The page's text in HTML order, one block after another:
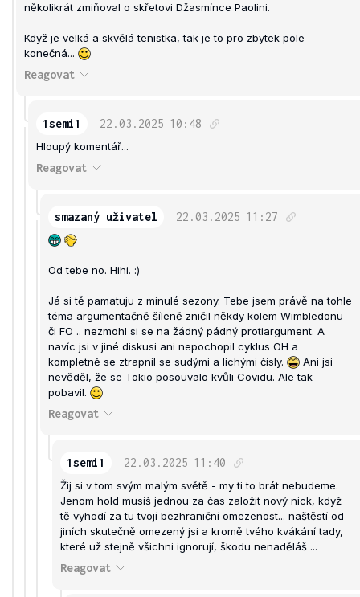
několikrát zmiňoval o skřetovi Džasmínce Paolini.
Když je velká a skvělá tenistka, tak je to pro zbytek pole
konečná...
Reagovat
1semi1 22.03.2025 10:48
Hloupý komentář...
Reagovat
smazaný uživatel 22.03.2025 11:27
Od tebe no. Hihi. :)
Já si tě pamatuju z minulé sezony. Tebe jsem právě na tohle
téma argumentačně šíleně zničil někdy kolem Wimbledonu
či FO .. nezmohl si se na žádný pádný protiargument. A
navíc jsi v jiné diskusi ani nepochopil cyklus OH a
kompletně se ztrapnil se sudými a lichými čísly.
Ani jsi
nevěděl, že se Tokio posouvalo kvůli Covidu. Ale tak
pobavil.
Reagovat
1semi1 22.03.2025 11:40
Žij si v tom svým malým světě - my ti to brát nebudeme.
Jenom hold musíš jednou za čas založit nový nick, když
tě vyhodí za tu tvojí bezhraniční omezenost... naštěstí od
jiních skutečně omezený jsi a kromě tvého kvákání tady,
které už stejně všichni ignorují, škodu nenaděláš ...
Reagovat